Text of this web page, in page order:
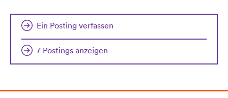
Ein Posting verfassen
7 Postings anzeigen